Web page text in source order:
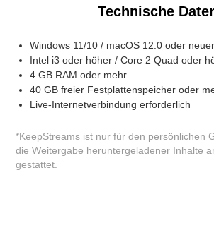
Technische
Windows 11/10 / macOS 12.0 oder neuer
Intel i3 oder höher / Core 2 Quad oder
4 GB RAM oder mehr
40 GB freier Festplattenspeicher oder
Live-Internetverbindung erforderlich
*KeepStreams ist nur für den persönlichen
die Weitergabe heruntergeladener Inhalte
gestattet.